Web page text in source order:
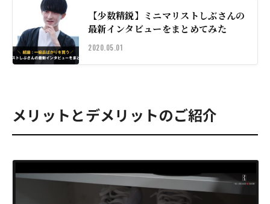
【少数精鋭】ミニマリストしぶさんの
最新インタビューをまとめてみた
2020.05.01
メリットとデメリットのご紹介